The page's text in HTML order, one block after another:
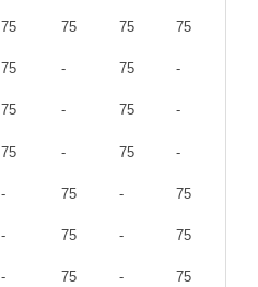
75
75
75
75
-
-
-
75
-
-
-
75
75
75
75
75
75
75
-
-
-
75
-
-
-
75
75
75